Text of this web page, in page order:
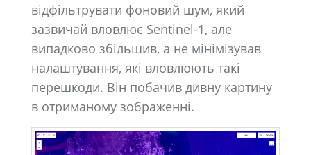
відфільтрувати фоновий шум, який
зазвичай вловлює Sentinel-1, але
випадково збільшив, а не мінімізував
налаштування, які вловлюють такі
перешкоди. Він побачив дивну картину
в отриманому зображенні.